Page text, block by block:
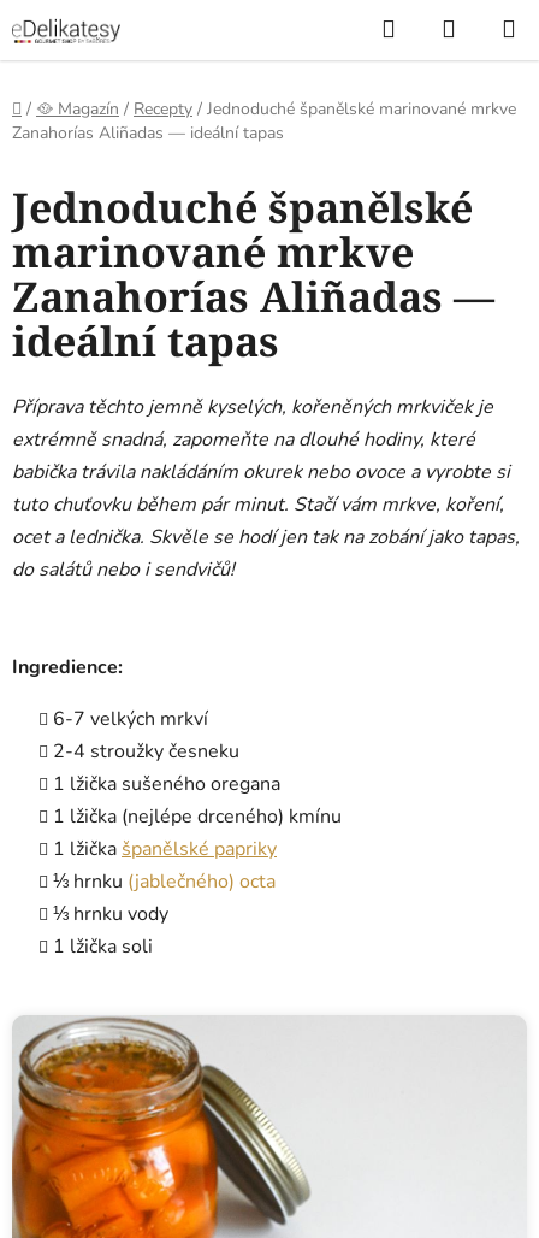
na
obsah
Hledat
KOŠÍK
Domů
/ 🥘 Magazín / Recepty / Jednoduché španělské marinované mrkve
Zanahorías Aliñadas — ideální tapas
Jednoduché španělské
marinované mrkve
Zanahorías Aliñadas —
ideální tapas
Příprava těchto jemně kyselých, kořeněných mrkviček je
extrémně snadná, zapomeňte na dlouhé hodiny, které
babička trávila nakládáním okurek nebo ovoce a vyrobte si
tuto chuťovku během pár minut. Stačí vám mrkve, koření,
ocet a lednička. Skvěle se hodí jen tak na zobání jako tapas,
do salátů nebo i sendvičů!
Ingredience:
6-7 velkých mrkví
2-4 stroužky česneku
1 lžička sušeného oregana
1 lžička (nejlépe drceného) kmínu
1 lžička španělské papriky
⅓ hrnku (jablečného) octa
⅓ hrnku vody
1 lžička soli